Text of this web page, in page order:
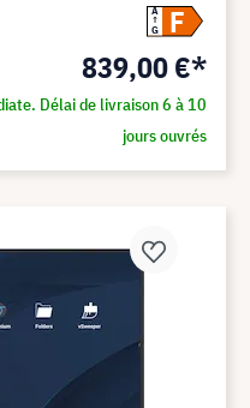
A
G
F
839,00 €*
Délai de livraison 6 à 10
jours ouvrés